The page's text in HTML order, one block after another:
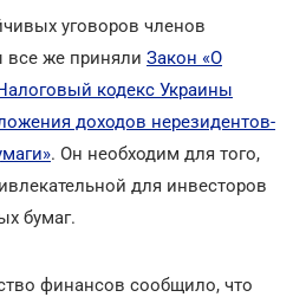
уговоров членов
все же приняли Закон «О
кодекс Украины
доходов нерезидентов-
. Он необходим для того,
для инвесторов
бумаг.
финансов сообщило, что